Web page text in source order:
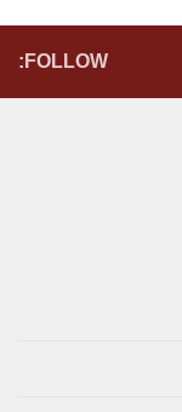
FOLLOW: